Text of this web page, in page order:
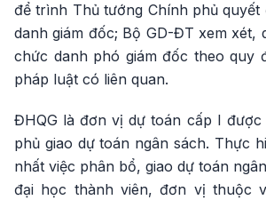
để trình Thủ tướng Chính phủ
danh giám đốc; Bộ GD-ĐT xem xét,
chức danh phó giám đốc theo quy
pháp luật có liên quan.
ĐHQG là đơn vị dự toán cấp I được
phủ giao dự toán ngân sách. Thực
nhất việc phân bổ, giao dự toán
đại học thành viên, đơn vị thuộc